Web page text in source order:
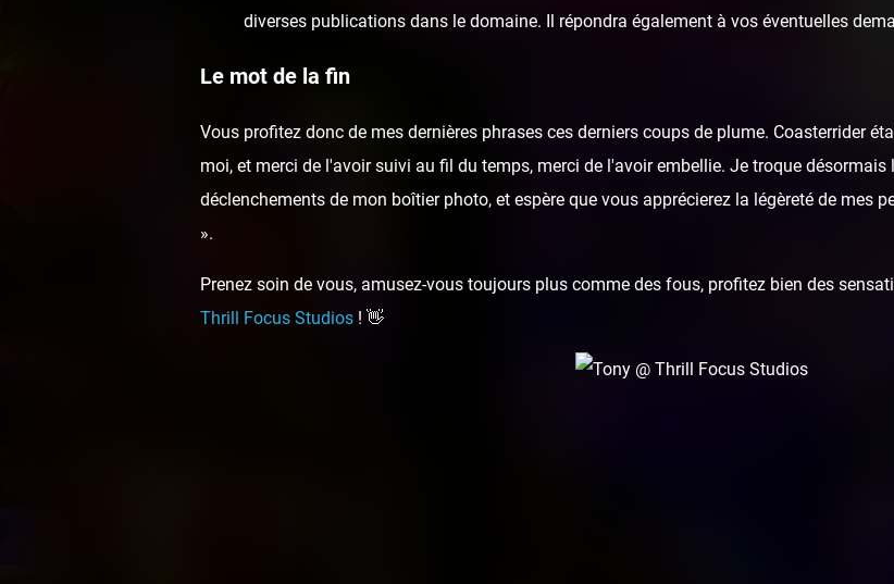
diverses publications dans le domaine. Il répondra également à vos éventuelles
Le mot de la fin
Vous profitez donc de mes dernières phrases ces derniers coups de plume. Coasterrider
moi, et merci de l'avoir suivi au fil du temps, merci de l'avoir embellie. Je troque désormais
déclenchements de mon boîtier photo, et espère que vous apprécierez la légèreté de mes
».
Prenez soin de vous, amusez-vous toujours plus comme des fous, profitez bien des
Thrill Focus Studios ! 👋